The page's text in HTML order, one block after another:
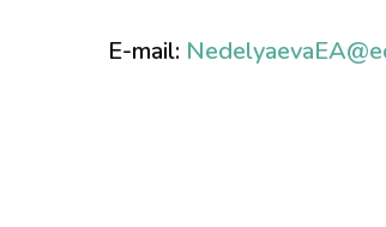
E-mail: